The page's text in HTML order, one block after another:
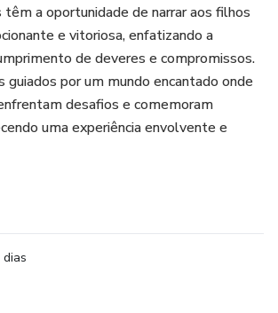
têm a oportunidade de narrar aos filhos
e vitoriosa, enfatizando a
de deveres e compromissos.
guiados por um mundo encantado onde
desafios e comemoram
uma experiência envolvente e